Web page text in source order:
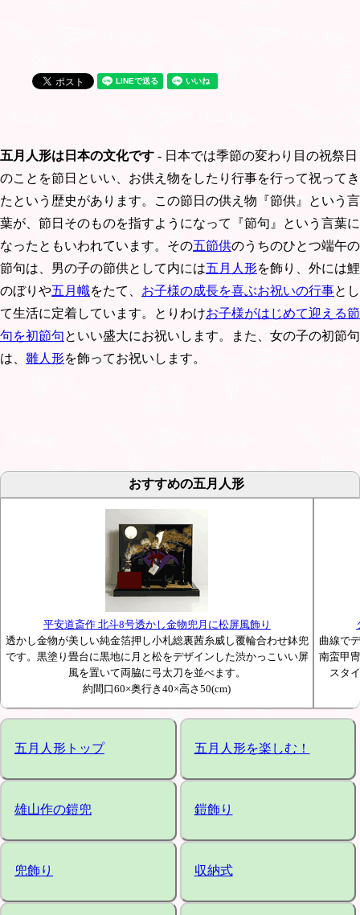
五月人形は日本の文化です - 日本では季節の変わり目の祝祭日
のことを節日といい、お供え物をしたり行事を行って祝ってき
たという歴史があります。この節日の供え物『節供』という言
葉が、節日そのものを指すようになって『節句』という言葉に
なったともいわれています。その五節供のうちのひとつ端午の
節句は、男の子の節供として内には五月人形を飾り、外には鯉
のぼりや五月幟をたて、 お子様の成長を喜ぶお祝いの行事とし
て生活に定着しています。とりわけお子様がはじめて迎える節
句を初節句といい盛大にお祝いします。また、女の子の初節句
は、 雛人形を飾ってお祝いします。
おすすめの五月人形
平安道斎作 北斗8号透かし金物兜月に松屏風飾り
透かし金物が美しい純金箔押し小札総裏茜糸威し覆輪合わせ鉢兜
です。黒塗り畳台に黒地に月と松をデザインした渋かっこいい屏
風を置いて両脇に弓太刀を並べます。
約間口60×奥行き40×高さ50(cm)
曲線で
南蛮甲
スタ
五月人形トップ 五月人形を楽しむ！
雄山作の鎧兜 鎧飾り
兜飾り 収納式